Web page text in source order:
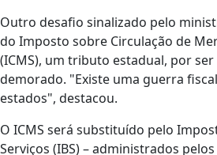
Outro desafio sinalizado pelo
do Imposto sobre Circulação de
(ICMS), um tributo estadual, por
demorado. "Existe uma guerra
estados", destacou.
O ICMS será substituído pelo
Serviços (IBS) – administrados